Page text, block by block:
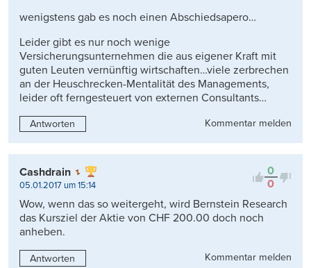
wenigstens gab es noch einen Abschiedsapero…
Leider gibt es nur noch wenige
Versicherungsunternehmen die aus eigener Kraft mit
guten Leuten vernünftig wirtschaften…viele zerbrechen
an der Heuschrecken-Mentalität des Managements,
leider oft ferngesteuert von externen Consultants…
Antworten Kommentar melden
0
0
Cashdrain
05.01.2017 um 15:14
Wow, wenn das so weitergeht, wird Bernstein Research
das Kursziel der Aktie von CHF 200.00 doch noch
anheben.
Antworten Kommentar melden